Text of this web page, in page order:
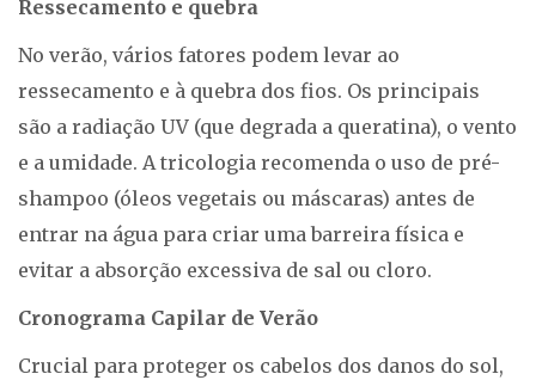
Ressecamento e quebra
No verão, vários fatores podem levar ao
ressecamento e à quebra dos fios. Os principais
são a radiação UV (que degrada a queratina), o vento
e a umidade. A tricologia recomenda o uso de pré-
shampoo (óleos vegetais ou máscaras) antes de
entrar na água para criar uma barreira física e
evitar a absorção excessiva de sal ou cloro.
Cronograma Capilar de Verão
Crucial para proteger os cabelos dos danos do sol,